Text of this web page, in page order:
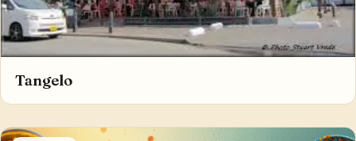
Tangelo